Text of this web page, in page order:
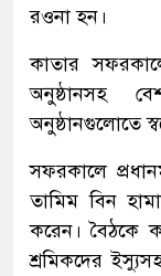
রওনা হন।
কাতার
অনুষ্ঠানসহ
অনুষ্ঠানগুলোতে
সফরকালে
তামিম বিন
করেন। বৈঠকে
শ্রমিকদের